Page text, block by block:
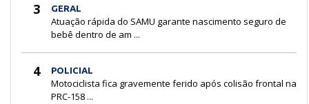
3 GERAL
Atuação rápida do SAMU garante nascimento seguro de
bebê dentro de am ...
4 POLICIAL
Motociclista fica gravemente ferido após colisão frontal na
PRC-158 ...